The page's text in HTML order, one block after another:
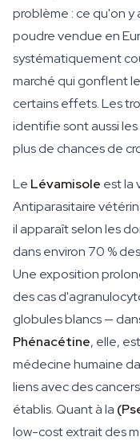
problème : ce qu'on y
poudre vendue en
systématiquement
marché qui gonflent
certains effets. Les
identifie sont aussi
plus de chances de
Le Lévamisole est la
Antiparasitaire
il apparaît selon les
dans environ 70 %
Une exposition
des cas
globules blancs —
Phénacétine, elle,
médecine humaine
liens avec des
établis. Quant à la
low-cost extrait des